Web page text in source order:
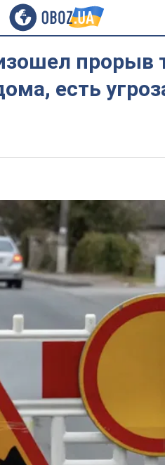
прорыв
есть